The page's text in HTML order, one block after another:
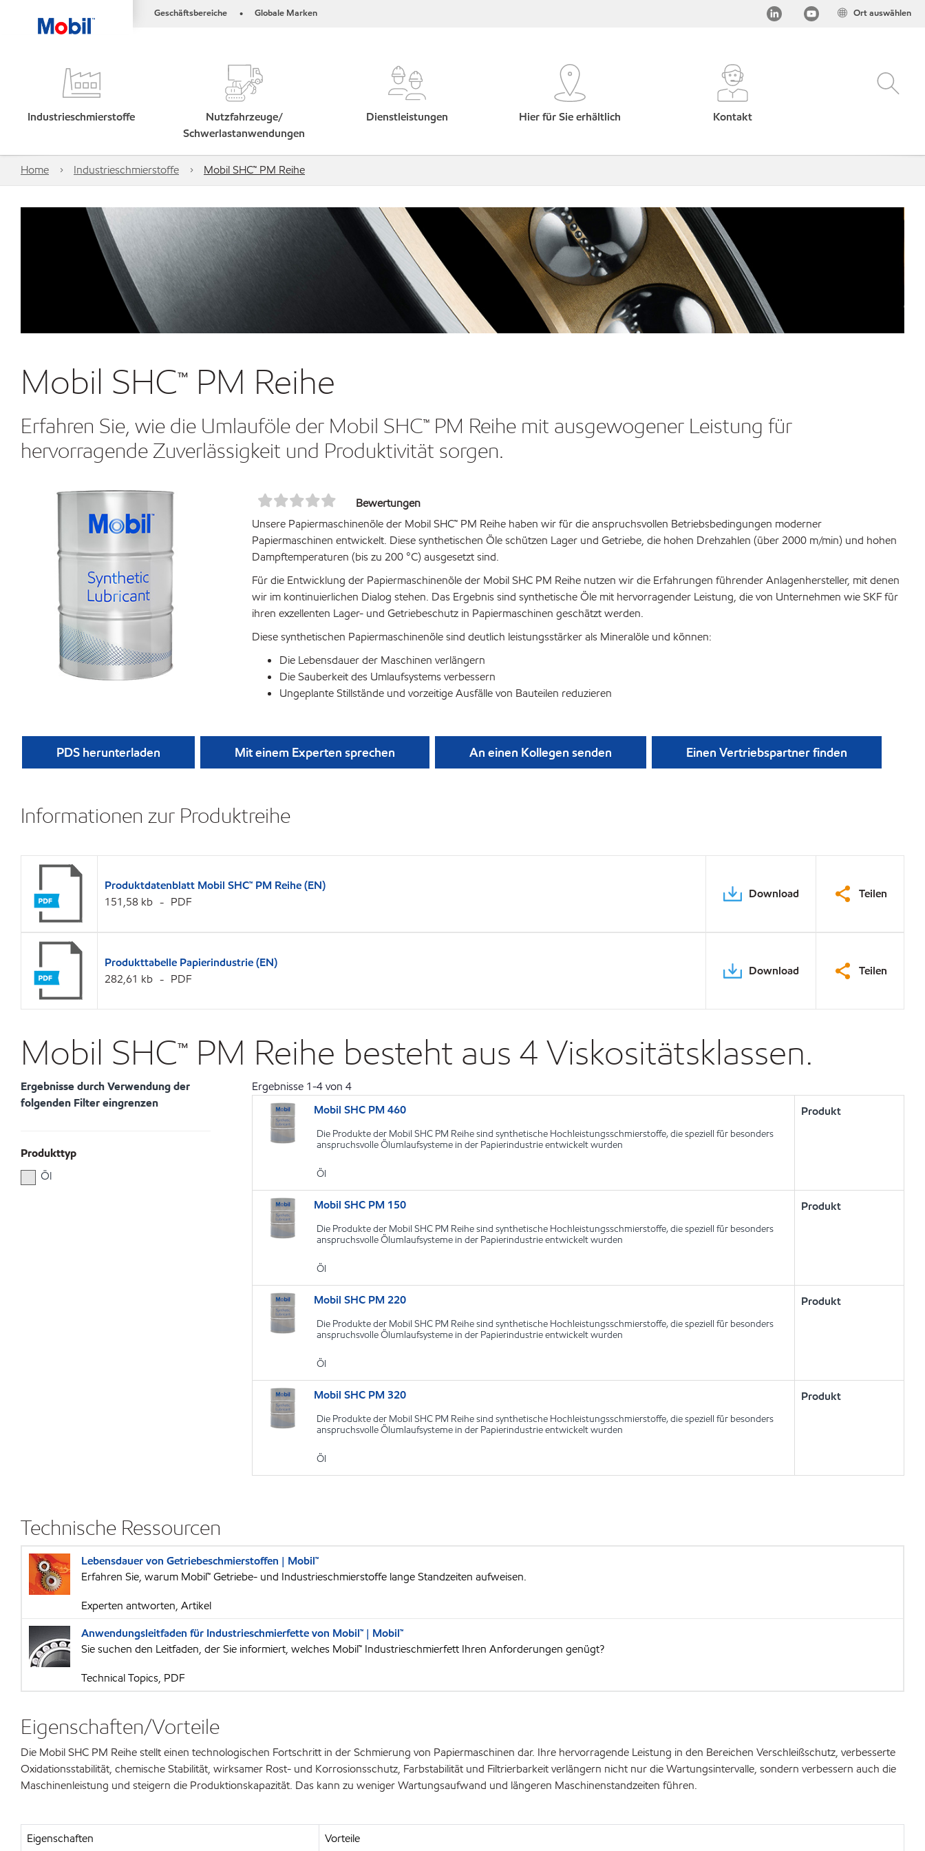
Geschäftsbereiche • Globale Marken Ort auswählen
Industrieschmierstoffe
Nutzfahrzeuge/
Schwerlastanwendungen
Dienstleistungen Hier für Sie erhältlich Kontakt
Home Industrieschmierstoffe Mobil SHC™ PM Reihe
Mobil SHC™ PM Reihe
Erfahren Sie, wie die Umlauföle der Mobil SHC™ PM Reihe mit ausgewogener Leistung für
hervorragende Zuverlässigkeit und Produktivität sorgen.
Bewertungen
Unsere Papiermaschinenöle der Mobil SHC™ PM Reihe haben wir für die anspruchsvollen Betriebsbedingungen moderner
Papiermaschinen entwickelt. Diese synthetischen Öle schützen Lager und Getriebe, die hohen Drehzahlen (über 2000 m/min) und hohen
Dampftemperaturen (bis zu 200 °C) ausgesetzt sind.
Für die Entwicklung der Papiermaschinenöle der Mobil SHC PM Reihe nutzen wir die Erfahrungen führender Anlagenhersteller, mit denen
wir im kontinuierlichen Dialog stehen. Das Ergebnis sind synthetische Öle mit hervorragender Leistung, die von Unternehmen wie SKF für
ihren exzellenten Lager- und Getriebeschutz in Papiermaschinen geschätzt werden.
Diese synthetischen Papiermaschinenöle sind deutlich leistungsstärker als Mineralöle und können:
Die Lebensdauer der Maschinen verlängern
Die Sauberkeit des Umlaufsystems verbessern
Ungeplante Stillstände und vorzeitige Ausfälle von Bauteilen reduzieren
PDS herunterladen Mit einem Experten sprechen An einen Kollegen senden Einen Vertriebspartner finden
Informationen zur Produktreihe
Produktdatenblatt Mobil SHC™ PM Reihe (EN)
151,58 kb
PDF
Download Teilen
Produkttabelle Papierindustrie (EN)
282,61 kb
PDF
Download Teilen
Mobil SHC™ PM Reihe besteht aus 4 Viskositätsklassen.
Ergebnisse durch Verwendung der
folgenden Filter eingrenzen
Produkttyp
Öl
Ergebnisse 1-4von 4
Mobil SHC PM 460
Die Produkte der Mobil SHC PM Reihe sind synthetische Hochleistungsschmierstoffe, die speziell für besonders
anspruchsvolle Ölumlaufsysteme in der Papierindustrie entwickelt wurden
Öl
Produkt
Mobil SHC PM 150
Die Produkte der Mobil SHC PM Reihe sind synthetische Hochleistungsschmierstoffe, die speziell für besonders
anspruchsvolle Ölumlaufsysteme in der Papierindustrie entwickelt wurden
Öl
Produkt
Mobil SHC PM 220
Die Produkte der Mobil SHC PM Reihe sind synthetische Hochleistungsschmierstoffe, die speziell für besonders
anspruchsvolle Ölumlaufsysteme in der Papierindustrie entwickelt wurden
Öl
Produkt
Mobil SHC PM 320
Die Produkte der Mobil SHC PM Reihe sind synthetische Hochleistungsschmierstoffe, die speziell für besonders
anspruchsvolle Ölumlaufsysteme in der Papierindustrie entwickelt wurden
Öl
Produkt
Technische Ressourcen
Lebensdauer von Getriebeschmierstoffen | Mobil™
Erfahren Sie, warum Mobil™ Getriebe- und Industrieschmierstoffe lange Standzeiten aufweisen.
Experten antworten, Artikel
Anwendungsleitfaden für Industrieschmierfette von Mobil™ | Mobil™
Sie suchen den Leitfaden, der Sie informiert, welches Mobil™ Industrieschmierfett Ihren Anforderungen genügt?
Technical Topics, PDF
Eigenschaften/Vorteile
Die Mobil SHC PM Reihe stellt einen technologischen Fortschritt in der Schmierung von Papiermaschinen dar. Ihre hervorragende Leistung in den Bereichen Verschleißschutz, verbesserte
Oxidationsstabilität, chemische Stabilität, wirksamer Rost- und Korrosionsschutz, Farbstabilität und Filtrierbarkeit verlängern nicht nur die Wartungsintervalle, sondern verbessern auch die
Maschinenleistung und steigern die Produktionskapazität. Das kann zu weniger Wartungsaufwand und längeren Maschinenstandzeiten führen.
Eigenschaften Vorteile